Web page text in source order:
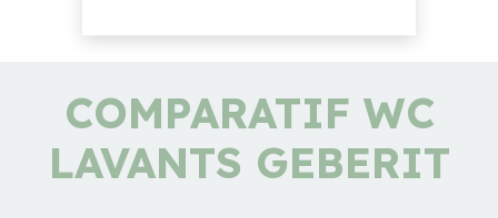
COMPARATIF WC
LAVANTS GEBERIT